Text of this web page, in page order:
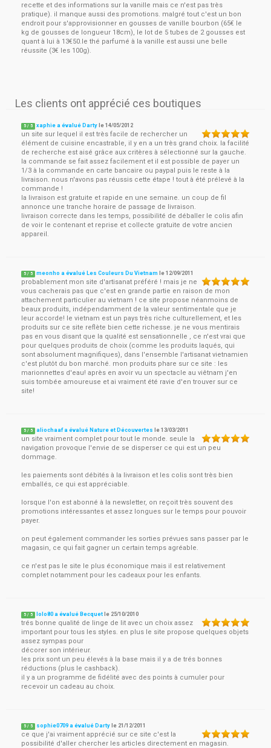
recette et des informations sur la vanille mais ce n'est pas très
pratique). il manque aussi des promotions. malgré tout c'est un bon
endroit pour s'approvisionner en gousses de vanille bourbon (65€ le
kg de gousses de longueur 18cm), le lot de 5 tubes de 2 gousses est
quant à lui à 13€50.le thé parfumé à la vanille est aussi une belle
réussite (3€ les 100g).
Les clients ont apprécié ces boutiques
5 / 5 xaphie a évalué Darty le14/05/2012
un site sur lequel il est très facile de rechercher un
élément de cuisine encastrable, il y en a un très grand choix. la facilité
de recherche est aisé grâce aux critères à sélectionné sur la gauche.
la commande se fait assez facilement et il est possible de payer un
1/3 à la commande en carte bancaire ou paypal puis le reste à la
livraison. nous n'avons pas réussis cette étape ! tout à été prélevé à la
commande !
la livraison est gratuite et rapide en une semaine. un coup de fil
annonce une tranche horaire de passage de livraison.
livraison correcte dans les temps, possibilité de déballer le colis afin
de voir le contenant et reprise et collecte gratuite de votre ancien
appareil.
5 / 5 meonho a évalué Les Couleurs Du Vietnam le12/09/2011
probablement mon site d'artisanat préféré ! mais je ne
vous cacherais pas que c'est en grande partie en raison de mon
attachement particulier au vietnam ! ce site propose néanmoins de
beaux produits, indépendamment de la valeur sentimentale que je
leur accorde! le vietnam est un pays très riche culturellement, et les
produits sur ce site reflète bien cette richesse. je ne vous mentirais
pas en vous disant que la qualité est sensationnelle , ce n'est vrai que
pour quelques produits de choix (comme les produits laqués, qui
sont absolument magnifiques), dans l'ensemble l'artisanat vietnamien
c'est plutôt du bon marché. mon produits phare sur ce site : les
marionnettes d'eau! après en avoir vu un spectacle au viêtnam j'en
suis tombée amoureuse et ai vraiment été ravie d'en trouver sur ce
site!
5 / 5 aliochaaf a évalué Nature et Découvertes le13/03/2011
un site vraiment complet pour tout le monde. seule la
navigation provoque l'envie de se disperser ce qui est un peu
dommage.
les paiements sont débités à la livraison et les colis sont très bien
emballés, ce qui est appréciable.
lorsque l'on est abonné à la newsletter, on reçoit très souvent des
promotions intéressantes et assez longues sur le temps pour pouvoir
payer.
on peut également commander les sorties prévues sans passer par le
magasin, ce qui fait gagner un certain temps agréable.
ce n'est pas le site le plus économique mais il est relativement
complet notamment pour les cadeaux pour les enfants.
5 / 5 lolo80 a évalué Becquet le 25/10/2010
trés bonne qualité de linge de lit avec un choix assez
important pour tous les styles. en plus le site propose quelques objets
assez sympas pour
décorer son intérieur.
les prix sont un peu élevés à la base mais il y a de trés bonnes
réductions (plus le cashback).
il y a un programme de fidélité avec des points à cumuler pour
recevoir un cadeau au choix.
5 / 5 sophie0709 a évalué Darty le 21/12/2011
ce que j'ai vraiment apprécié sur ce site c'est la
possibilité d'aller chercher les articles directement en magasin.